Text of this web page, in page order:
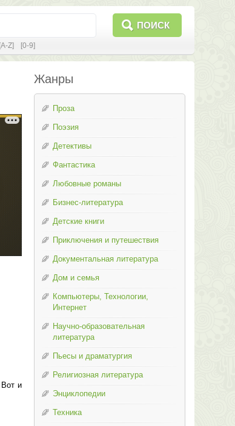
ПОИСК
[A-Z] [0-9]
Вот и
Жанры
Проза
Поэзия
Детективы
Фантастика
Любовные романы
Бизнес-литература
Детские книги
Приключения и путешествия
Документальная литература
Дом и семья
Компьютеры, Технологии,
Интернет
Научно-образовательная
литература
Пьесы и драматургия
Религиозная литература
Энциклопедии
Техника